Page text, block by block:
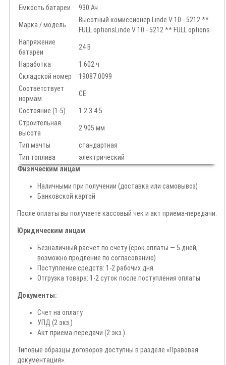
Емкость батареи 930 Ач
Марка / модель
Высотный комиссионер Linde V 10 - 5212 **
FULL optionsLinde V 10 - 5212 ** FULL options
Напряжение
батареи
24 В
Наработка
1 602 ч
Складской номер
19087.0099
Соответствует
нормам
CE
Состояние (1-5)
1 2 3 4 5
Строительная
высота
2 905 мм
Тип мачты
стандартная
Тип топлива
электрический
Физическим лицам
Наличными при получении (доставка или самовывоз)
Банковской картой
После оплаты вы получаете кассовый чек и акт приема-передачи.
Юридическим лицам
Безналичный расчет по счету (срок оплаты — 5 дней,
возможно продление по согласованию)
Поступление средств: 1-2 рабочих дня
Отгрузка товара: 1-2 суток после поступления оплаты
Документы:
Счет на оплату
УПД (2 экз.)
Акт приема-передачи (2 экз.)
Типовые образцы договоров доступны в разделе «Правовая
документация».